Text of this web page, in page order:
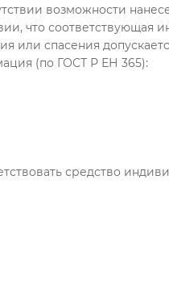
возможности
что соответствующая
спасения
(по ГОСТ Р ЕН 365):
средство